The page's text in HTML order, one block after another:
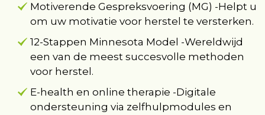
Motiverende Gespreksvoering (MG) -Helpt u
om uw motivatie voor herstel te versterken.
12-Stappen Minnesota Model -Wereldwijd
een van de meest succesvolle methoden
voor herstel.
E-health en online therapie -Digitale
ondersteuning via zelfhulpmodules en